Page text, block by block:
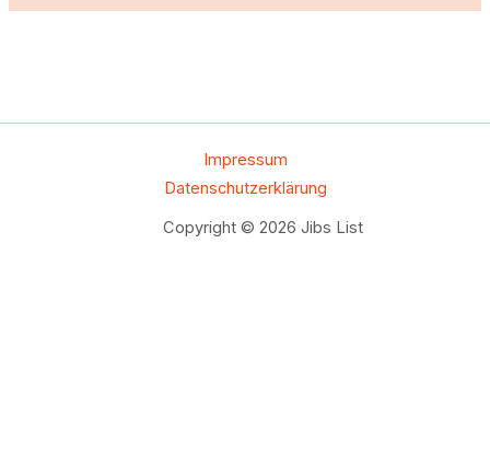
Impressum
Datenschutzerklärung
Copyright © 2026 Jibs List